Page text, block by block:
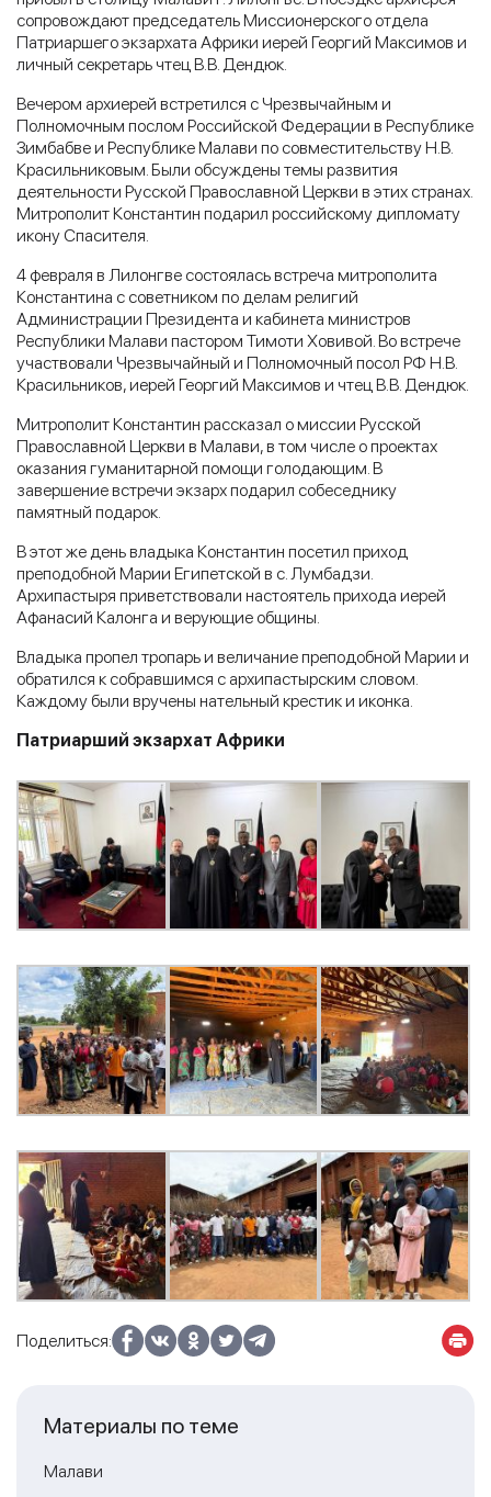
сопровождают председатель Миссионерского отдела
Патриаршего экзархата Африки иерей Георгий Максимов и
личный секретарь чтец В.В. Дендюк.
Вечером архиерей встретился с Чрезвычайным и
Полномочным послом Российской Федерации в Республике
Зимбабве и Республике Малави по совместительству Н.В.
Красильниковым. Были обсуждены темы развития
деятельности Русской Православной Церкви в этих странах.
Митрополит Константин подарил российскому дипломату
икону Спасителя.
4 февраля в Лилонгве состоялась встреча митрополита
Константина с советником по делам религий
Администрации Президента и кабинета министров
Республики Малави пастором Тимоти Ховивой. Во встрече
участвовали Чрезвычайный и Полномочный посол РФ Н.В.
Красильников, иерей Георгий Максимов и чтец В.В. Дендюк.
Митрополит Константин рассказал о миссии Русской
Православной Церкви в Малави, в том числе о проектах
оказания гуманитарной помощи голодающим. В
завершение встречи экзарх подарил собеседнику
памятный подарок.
В этот же день владыка Константин посетил приход
преподобной Марии Египетской в с. Лумбадзи.
Архипастыря приветствовали настоятель прихода иерей
Афанасий Калонга и верующие общины.
Владыка пропел тропарь и величание преподобной Марии и
обратился к собравшимся с архипастырским словом.
Каждому были вручены нательный крестик и иконка.
Патриарший экзархат Африки
Поделиться:
Материалы по теме
Малави